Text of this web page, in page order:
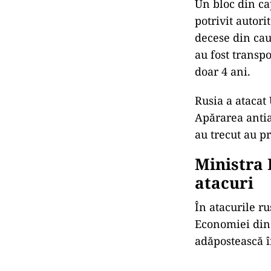
Un bloc din
potrivit
decese din
au fost
doar 4 ani.
Rusia a
Apărarea
au trecut au
Ministra
atacuri
În atacurile
Economiei